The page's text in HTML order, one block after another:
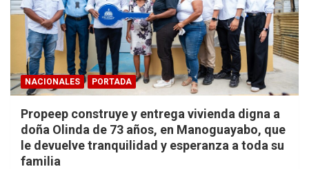
NACIONALES PORTADA
Propeep construye y entrega vivienda digna a
doña Olinda de 73 años, en Manoguayabo, que
le devuelve tranquilidad y esperanza a toda su
familia